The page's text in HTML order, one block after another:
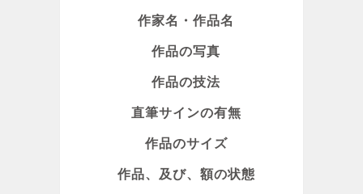
作家名・作品名
作品の写真
作品の技法
直筆サインの有無
作品のサイズ
作品、及び、額の状態